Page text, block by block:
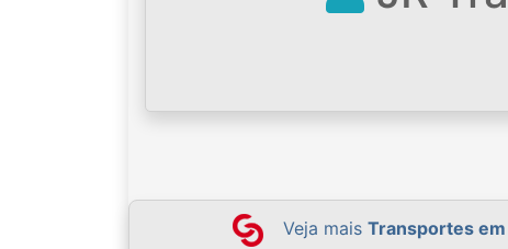
Veja mais Transportes